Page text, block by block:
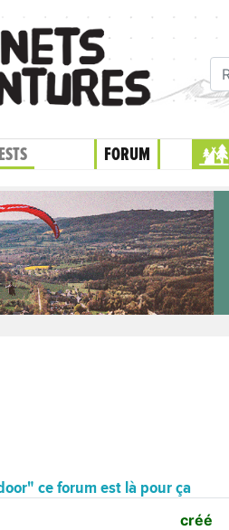
FORUM
ce forum est là pour ça
créé